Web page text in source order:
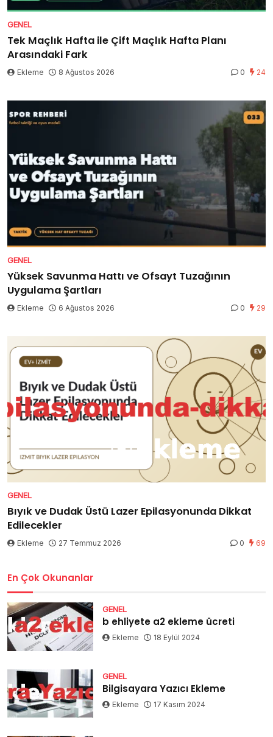
GENEL
Tek Maçlık Hafta ile Çift Maçlık Hafta Planı
Arasındaki Fark
Ekleme 8 Ağustos 2026 0 24
GENEL
Yüksek Savunma Hattı ve Ofsayt Tuzağının
Uygulama Şartları
Ekleme 6 Ağustos 2026 0 29
GENEL
Bıyık ve Dudak Üstü Lazer Epilasyonunda Dikkat
Edilecekler
Ekleme 27 Temmuz 2026 0 69
En Çok Okunanlar
GENEL
b ehliyete a2 ekleme ücreti
Ekleme 18 Eylül 2024
GENEL
Bilgisayara Yazıcı Ekleme
Ekleme 17 Kasım 2024